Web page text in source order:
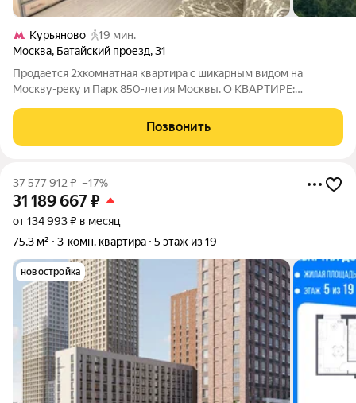
Курьяново
19 мин.
Москва, Батайский проезд,31
Продается 2хкомнатная квартира с шикарным видом на
Москву-реку и Парк 850-летия Москвы. О КВАРТИРЕ:
комнатами на одну сторону и балконом. Общая площадь 50,8
м2, кухня 8,3 м2. Раздельный санузел. В
Позвонить
37 577 912₽ –17%
31 189 667₽
от 134 993 ₽ в месяц
75,3 м²
3-комн. квартира 5 этаж из 19
новостройка